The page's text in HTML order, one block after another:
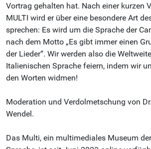
Vortrag gehalten hat. Nach einer kurzen
MULTI wird er über eine besondere Art
sprechen: Es wird um die Sprache der
nach dem Motto „Es gibt immer einen
der Lieder“. Wir werden also die
Italienischen Sprache feiern, indem wir
den Worten widmen!
Moderation und Verdolmetschung von
Wendel.
Das Multi, ein multimediales Museum